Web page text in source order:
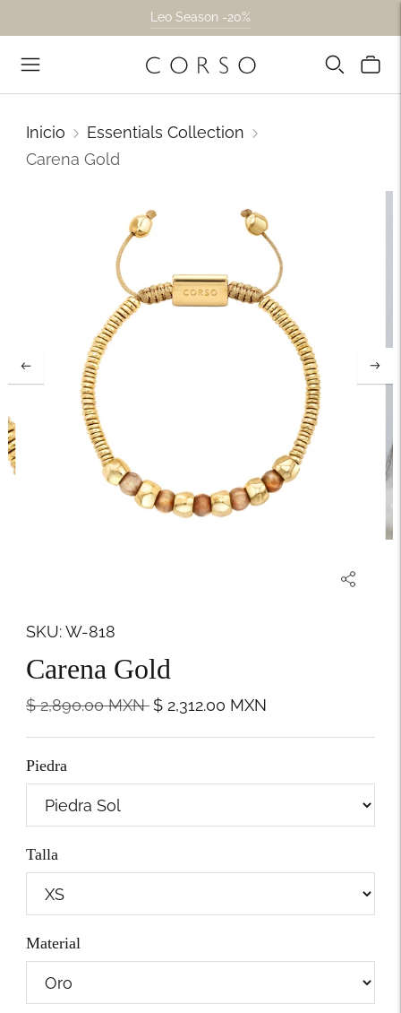
Leo Season -20%
Inicio
Essentials Collection
Carena Gold
SKU: W-818
Carena Gold
$ 2,890.00MXNPrecio
$ 2,312.00 MXN
Piedra
Talla
Material